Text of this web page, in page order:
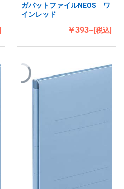
ガバットファイルNEOS ワ
インレッド
￥393~[税込]